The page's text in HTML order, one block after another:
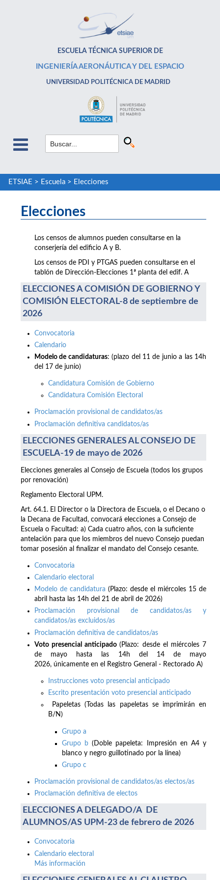
ESCUELA TÉCNICA SUPERIOR DE
INGENIERÍA AERONÁUTICA Y DEL ESPACIO
UNIVERSIDAD POLITÉCNICA DE MADRID
ETSIAE > Escuela> Elecciones
Elecciones
Los censos de alumnos pueden consultarse en la
conserjería del edificio A y B.
Los censos de PDI y PTGAS pueden consultarse en el
tablón de Dirección-Elecciones 1ª planta del edif. A
ELECCIONES A COMISIÓN DE GOBIERNO Y
COMISIÓN ELECTORAL-8 de septiembre de
2026
Convocatoria
Calendario
Modelo de candidaturas: (plazo del 11 de junio a las 14h
del 17 de junio)
Candidatura Comisión de Gobierno
Candidatura Comisión Electoral
Proclamación provisional de candidatos/as
Proclamación definitiva candidatos/as
ELECCIONES GENERALES AL CONSEJO DE
ESCUELA-19 de mayo de 2026
Elecciones generales al Consejo de Escuela (todos los grupos
por renovación)
Reglamento Electoral UPM.
Art. 64.1. El Director o la Directora de Escuela, o el Decano o
la Decana de Facultad, convocará elecciones a Consejo de
Escuela o Facultad: a) Cada cuatro años, con la suficiente
antelación para que los miembros del nuevo Consejo puedan
tomar posesión al finalizar el mandato del Consejo cesante.
Convocatoria
Calendario electoral
Modelo de candidatura (Plazo: desde el miércoles 15 de
abril hasta las 14h del 21 de abril de 2026)
Proclamación provisional de candidatos/as y
candidatos/as excluidos/as
Proclamación definitiva de candidatos/as
Voto presencial anticipado(Plazo: desde el miércoles 7
de mayo hasta las 14h del 14 de mayo
2026, únicamente en el Registro General - Rectorado A)
Instrucciones voto presencial anticipado
Escrito presentación voto presencial anticipado
Papeletas (Todas las papeletas se imprimirán en
B/N)
Grupo a
Grupo b (Doble papeleta: Impresión en A4 y
blanco y negro guillotinado por la línea)
Grupo c
Proclamación provisional de candidatos/as electos/as
Proclamación definitiva de electos
ELECCIONES A DELEGADO/A DE
ALUMNOS/AS UPM-23 de febrero de 2026
Convocatoria
Calendario electoral
Más información